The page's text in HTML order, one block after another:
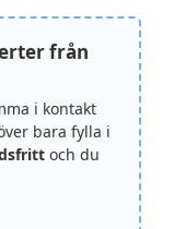
från
i kontakt
bara fylla i
och du